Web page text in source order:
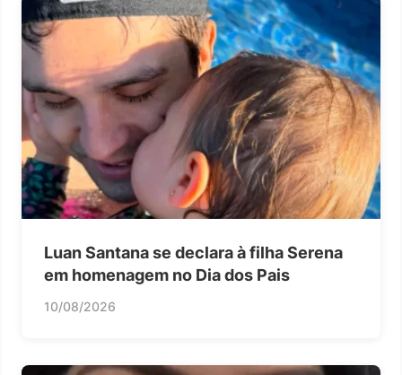
Luan Santana se declara à filha Serena
em homenagem no Dia dos Pais
10/08/2026